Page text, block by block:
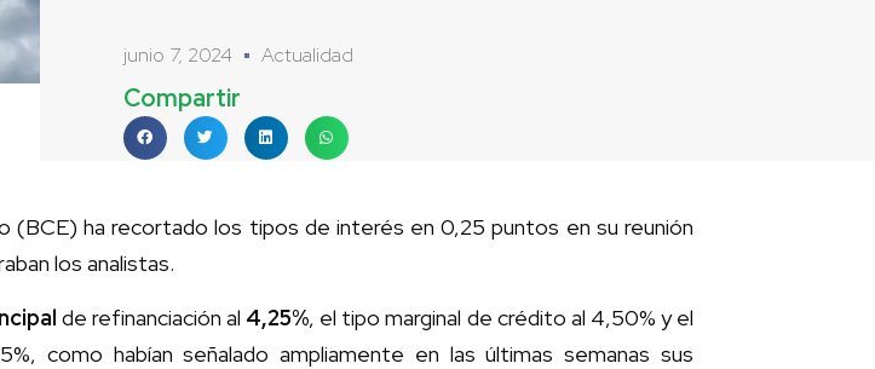
junio 7, 2024 Actualidad
Compartir
(BCE) ha recortado los tipos de interés en 0,25 puntos en su reunión
los analistas.
de refinanciación al 4,25%, el tipo marginal de crédito al 4,50% y el
como habían señalado ampliamente en las últimas semanas sus